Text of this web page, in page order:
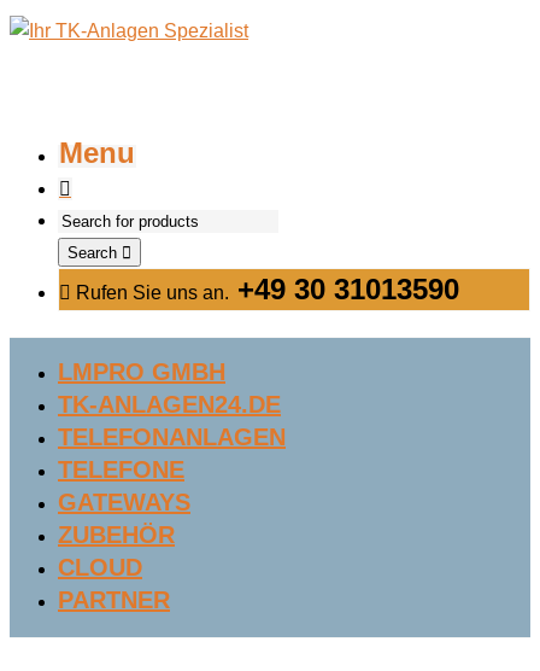
Menu
Search
Rufen Sie uns an. +49 30 31013590
LMPRO GMBH
TK-ANLAGEN24.DE
TELEFONANLAGEN
TELEFONE
GATEWAYS
ZUBEHÖR
CLOUD
PARTNER